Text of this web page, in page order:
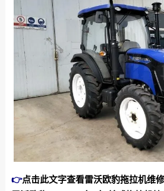
👉点击此文字查看雷沃欧豹拖拉机维